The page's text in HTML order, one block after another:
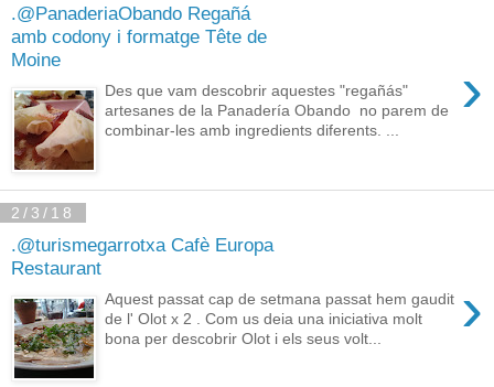
.@PanaderiaObando Regañá
amb codony i formatge Tête de
Moine
›
Des que vam descobrir aquestes "regañás"
artesanes de la Panadería Obando no parem de
combinar-les amb ingredients diferents. ...
2/3/18
.@turismegarrotxa Cafè Europa
Restaurant
›
Aquest passat cap de setmana passat hem gaudit
de l' Olot x 2 . Com us deia una iniciativa molt
bona per descobrir Olot i els seus volt...